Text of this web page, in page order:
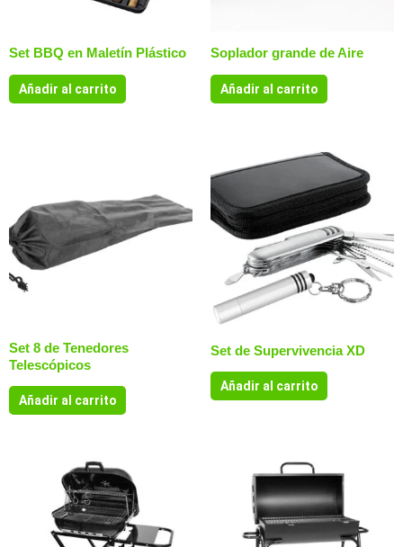
Set BBQ en Maletín Plástico
Añadir al carrito
Soplador grande de Aire
Añadir al carrito
Set 8 de Tenedores
Telescópicos
Añadir al carrito
Set de Supervivencia XD
Añadir al carrito